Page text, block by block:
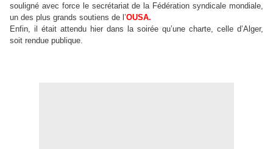
souligné avec force le secrétariat de la Fédération syndicale mondiale,
un des plus grands soutiens de l’OUSA.
Enfin, il était attendu hier dans la soirée qu’une charte, celle d’Alger,
soit rendue publique.